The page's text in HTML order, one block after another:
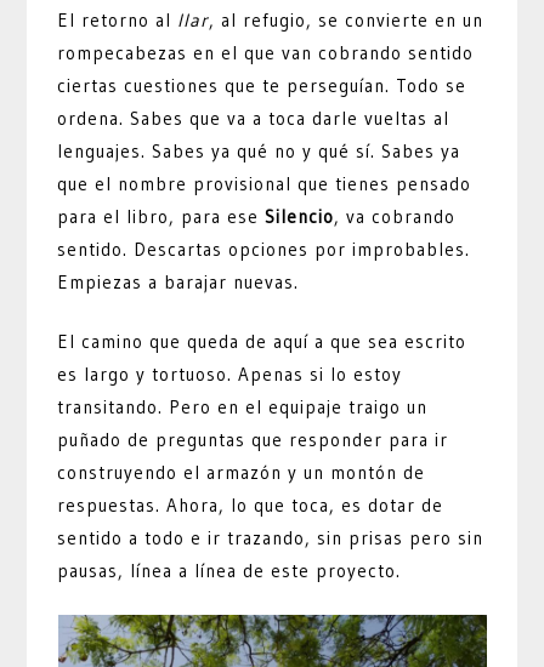
El retorno al llar, al refugio, se convierte en un
rompecabezas en el que van cobrando sentido
ciertas cuestiones que te perseguían. Todo se
ordena. Sabes que va a toca darle vueltas al
lenguajes. Sabes ya qué no y qué sí. Sabes ya
que el nombre provisional que tienes pensado
para el libro, para eseSilencio, va cobrando
sentido. Descartas opciones por improbables.
Empiezas a barajar nuevas.
El camino que queda de aquí a que sea escrito
es largo y tortuoso. Apenas si lo estoy
transitando. Pero en el equipaje traigo un
puñado de preguntas que responder para ir
construyendo el armazón y un montón de
respuestas. Ahora, lo que toca, es dotar de
sentido a todo e ir trazando, sin prisas pero sin
pausas, línea a línea de este proyecto.